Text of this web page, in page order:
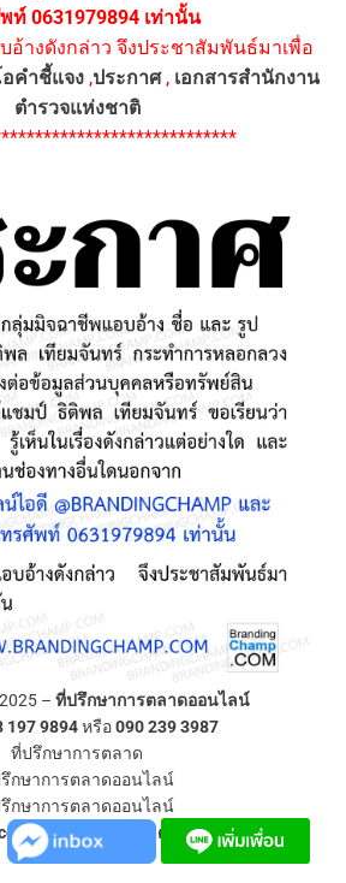
ท์ 0631979894 เท่านั้น
อ้างดังกล่าว จึงประชาสัมพันธ์มาเพื่อ
คำชี้แจง ,ประกาศ, เอกสารสำนักงาน
ตำรวจแห่งชาติ
– ที่ปรึกษาการตลาดออนไลน์
197 9894หรือ090 239 3987
ที่ปรึกษาการตลาด
กษาการตลาดออนไลน์
กษาการตลาดออนไลน์
ที่ปรึกษาการตลาดออนไลน์